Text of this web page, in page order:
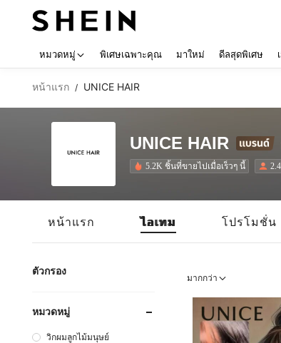
หมวดหมู่ พิเศษเฉพาะคุณ มาใหม่ ดีลสุดพิเศษ
หน้าแรก / UNICE HAIR
UNICE HAIR
5.2K ชิ้นที่ขายไปเมื่อเร็วๆ นี้
หน้าแรก ไอเทม โปรโมชั่น
ตัวกรอง
หมวดหมู่
วิกผมลูกไม้มนุษย์
มากกว่า